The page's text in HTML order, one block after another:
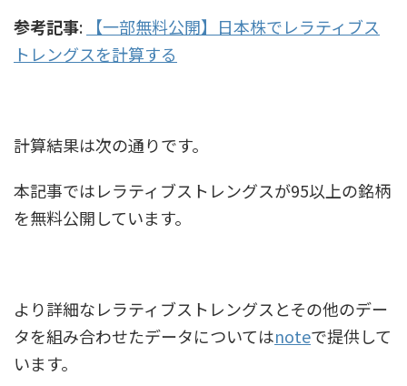
参考記事:
【一部無料公開】日本株でレラティブス
トレングスを計算する
計算結果は次の通りです。
本記事ではレラティブストレングスが95以上の銘柄
を無料公開しています。
より詳細なレラティブストレングスとその他のデー
タを組み合わせたデータについてはnoteで提供して
います。